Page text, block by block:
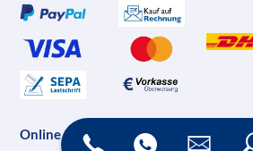
Online Shop